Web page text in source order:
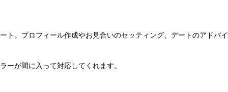
ト。プロフィール作成やお見合いのセッティング、デートのアドバ
ーが間に入って対応してくれます。